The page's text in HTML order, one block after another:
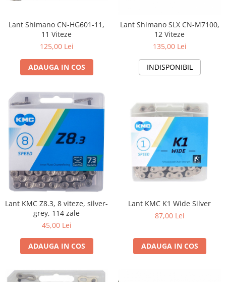
Lant Shimano CN-HG601-11,
11 Viteze
125,00 Lei
ADAUGA IN COS
Lant Shimano SLX CN-M7100,
12 Viteze
135,00 Lei
INDISPONIBIL
Lant KMC Z8.3, 8 viteze, silver-
grey, 114 zale
45,00 Lei
ADAUGA IN COS
Lant KMC K1 Wide Silver
87,00 Lei
ADAUGA IN COS